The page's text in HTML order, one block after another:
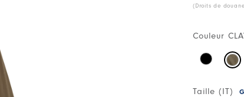
(Droits de
Couleur
Taille (IT)